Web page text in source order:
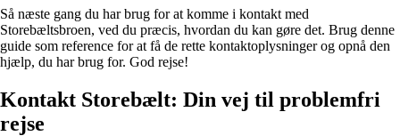
Så næste gang du har brug for at komme i kontakt med
Storebæltsbroen, ved du præcis, hvordan du kan gøre det. Brug denne
guide som reference for at få de rette kontaktoplysninger og opnå den
hjælp, du har brug for. God rejse!
Kontakt Storebælt: Din vej til problemfri
rejse